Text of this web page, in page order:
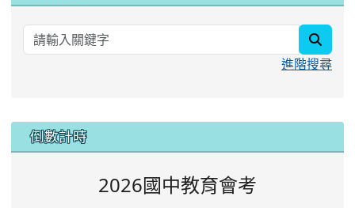
進階搜尋
::: 倒數計時
2026國中教育會考